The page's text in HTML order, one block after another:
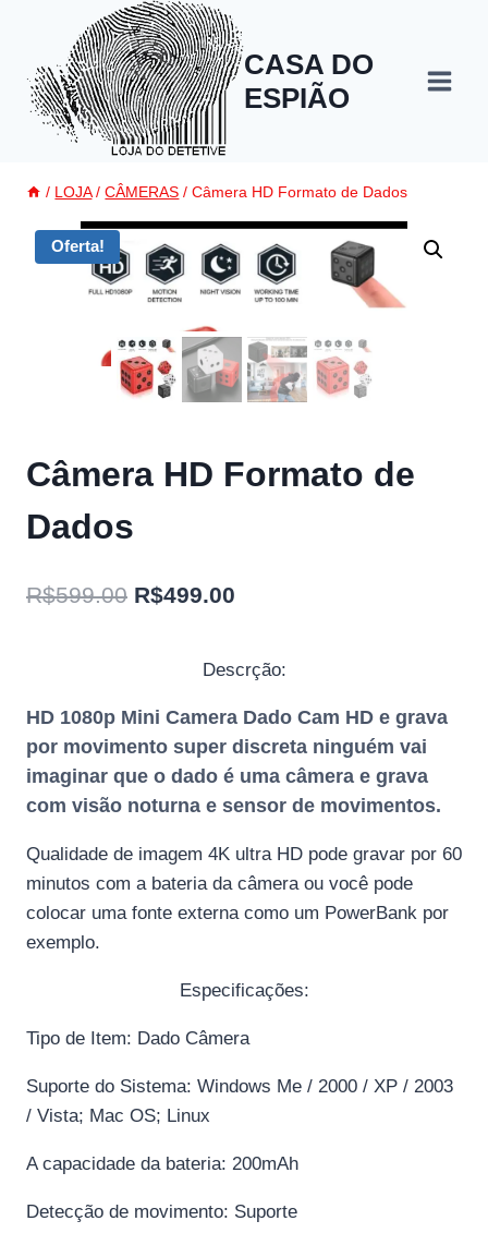
content
CASA DO
ESPIÃO
/ LOJA / CÂMERAS / Câmera HD Formato de Dados
Oferta!
Câmera HD Formato de
Dados
R$599.00 O
original
era:
R$599.00.
R$499.00
atual
é:
R$499.00.
Descrção:
HD 1080p Mini Camera Dado Cam HD e grava
por movimento super discreta ninguém vai
imaginar que o dado é uma câmera e grava
com visão noturna e sensor de movimentos.
Qualidade de imagem 4K ultra HD pode gravar por 60
minutos com a bateria da câmera ou você pode
colocar uma fonte externa como um PowerBank por
exemplo.
Especificações:
Tipo de Item: Dado Câmera
Suporte do Sistema: Windows Me / 2000 / XP / 2003
/ Vista; Mac OS; Linux
A capacidade da bateria: 200mAh
Detecção de movimento: Suporte